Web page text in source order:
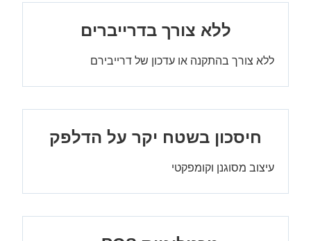
ללא צורך בדרייברים
ללא צורך בהתקנה או עדכון של דרייבירם
חיסכון בשטח יקר על הדלפק
עיצוב מסוגנן וקומפקטי